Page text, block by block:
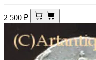
2 500 ₽